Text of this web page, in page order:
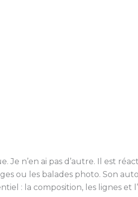
Je n’en ai pas d’autre. Il est
ou les balades photo. Son
: la composition, les lignes et